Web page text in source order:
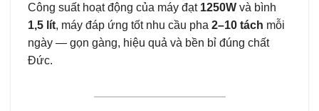
Công suất hoạt động của máy đạt 1250W và bình
1,5 lít, máy đáp ứng tốt nhu cầu pha 2–10 tách mỗi
ngày — gọn gàng, hiệu quả và bền bỉ đúng chất
Đức.